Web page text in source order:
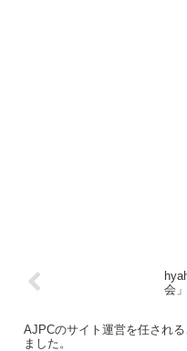
会」
AJPCのサイト運営を任される
ました。